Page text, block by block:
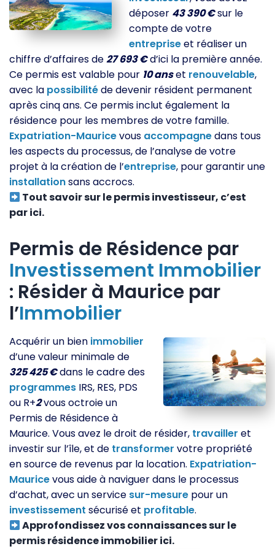
déposer 43 390 €sur le
compte de votre
entrepriseet réaliser un
chiffre d’affaires de27 693 €d’ici la première année.
Ce permis est valable pour 10 anset renouvelable,
avec la possibilitéde devenir résident permanent
après cinq ans. Ce permis inclut également la
résidence pour les membres de votre famille.
Expatriation-Mauricevous accompagnedans tous
les aspects du processus, de l’analyse de votre
projet à la création de l’entreprise, pour garantir une
installationsans accrocs.
Tout savoir sur le permis investisseur, c’est
par ici.
Permis de Résidence par
Investissement Immobilier
: Résider à Maurice par
l’Immobilier
Acquérir un bien immobilier
d’une valeur minimale de
325 425 €dans le cadre des
programmes IRS, RES, PDS
ou R+2vous octroie un
Permis de Résidence à
Maurice. Vous avez le droit de résider, travailler et
investir sur l’île, et de transformer votre propriété
en source de revenus par la location. Expatriation-
Mauricevous aide à naviguer dans le processus
d’achat, avec un service sur-mesure pour un
investissement sécurisé et profitable.
Approfondissez vos connaissances sur le
permis résidence immobilier ici.